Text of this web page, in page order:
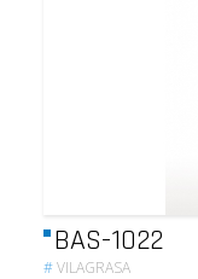
BAS-1022
#VILAGRASA